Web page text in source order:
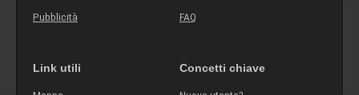
Pubblicità
FAQ
Link utili Concetti chiave